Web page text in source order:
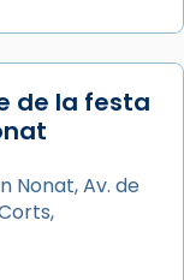
una
Després,
al voltant
les santes.
grup de
Festa
per les
de la festa
Nonat, Av. de